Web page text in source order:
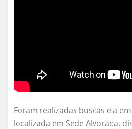
Foram realizadas buscas e a
localizada em Sede Alvorada,